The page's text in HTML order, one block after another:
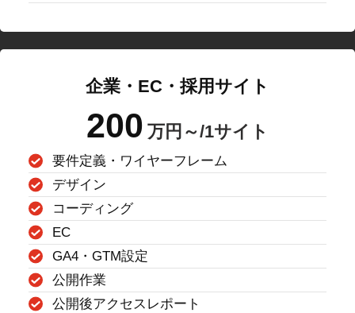
企業・EC・採用サイト
200 万円～/1サイト
要件定義・ワイヤーフレーム
デザイン
コーディング
EC
GA4・GTM設定
公開作業
公開後アクセスレポート